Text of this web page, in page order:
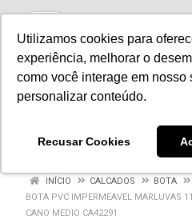
Utilizamos cookies para
experiência, melhorar o
como você interage em nosso
personalizar conteúdo.
Recusar Cookies
INÍCIO CALCADOS
BOTA
BOTA PVC IMPERMEAVEL MARLUVAS
CANO MEDIO CA42291